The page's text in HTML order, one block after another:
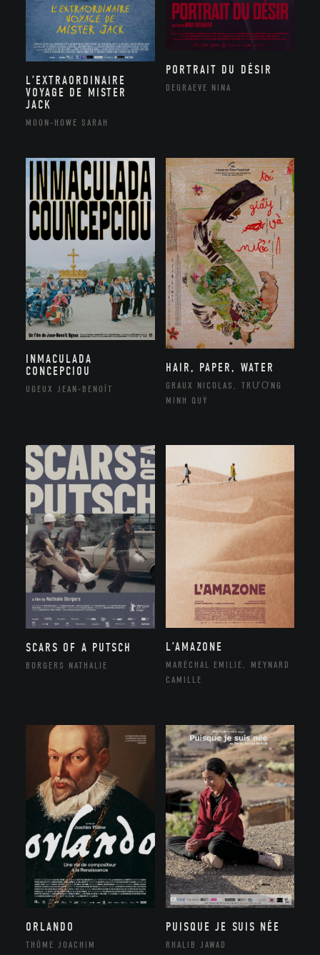
L’EXTRAORDINAIRE
VOYAGE DE MISTER
JACK
MOON-HOWE SARAH
PORTRAIT DU DÉSIR
DEGRAEVE NINA
INMACULADA
CONCEPCIOU
UGEUX JEAN-BENOÎT
HAIR, PAPER, WATER
GRAUX NICOLAS, TRƯƠNG
MINH QUÝ
SCARS OF A PUTSCH
BORGERS NATHALIE
L’AMAZONE
MARÉCHAL EMILIE, MEYNARD
CAMILLE
ORLANDO
THÔME JOACHIM
PUISQUE JE SUIS NÉE
RHALIB JAWAD